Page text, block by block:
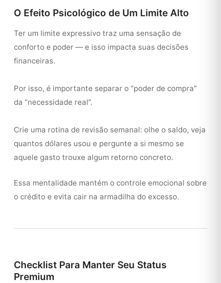
O Efeito Psicológico de Um Limite Alto
Ter um limite expressivo traz uma sensação de
conforto e poder — e isso impacta suas decisões
financeiras.
Por isso, é importante separar o “poder de compra”
da “necessidade real”.
Crie uma rotina de revisão semanal: olhe o saldo, veja
quantos dólares usou e pergunte a si mesmo se
aquele gasto trouxe algum retorno concreto.
Essa mentalidade mantém o controle emocional sobre
o crédito e evita cair na armadilha do excesso.
Checklist Para Manter Seu Status
Premium